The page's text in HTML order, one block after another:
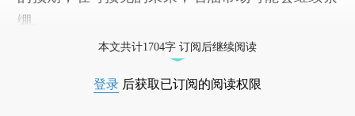
绷。
本文共计1704字 订阅后继续阅读
登录 后获取已订阅的阅读权限